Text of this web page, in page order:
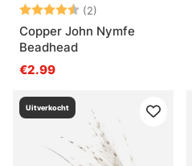
Beoordeling:
(2)
Copper John Nymfe
Beadhead
€2.99
Uitverkocht